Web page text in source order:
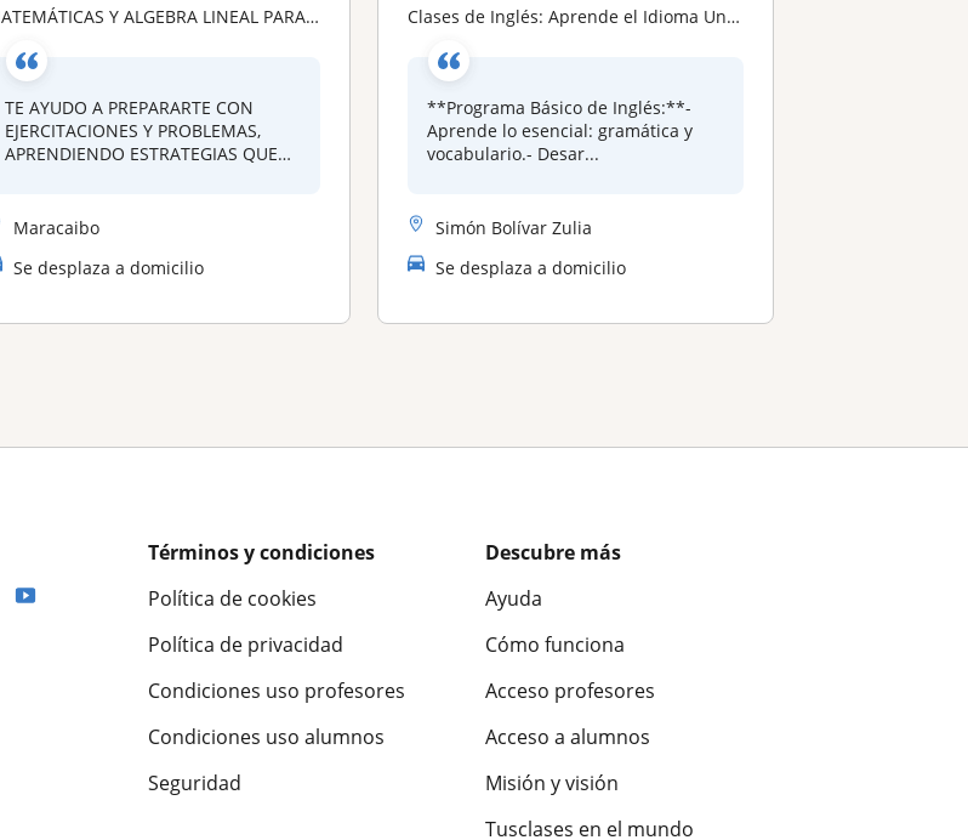
MATEMÁTICAS Y ALGEBRA LINEAL PARA ESTUDIANTES DE SECUNDARIA Y UNIVERSIDAD
TE AYUDO A PREPARARTE CON
EJERCITACIONES Y PROBLEMAS,
APRENDIENDO ESTRATEGIAS QUE
Maracaibo
Se desplaza a domicilio
Clases de Inglés: Aprende el Idioma Universal a Tu Ritmo
**Programa Básico de Inglés:**-
Aprende lo esencial: gramática y
vocabulario.- Desar...
Simón Bolívar Zulia
Se desplaza a domicilio
Términos y condiciones
Política de cookies
Política de privacidad
Condiciones uso profesores
Condiciones uso alumnos
Seguridad
Descubre más
Ayuda
Cómo funciona
Acceso profesores
Acceso a alumnos
Misión y visión
Tusclases en el mundo